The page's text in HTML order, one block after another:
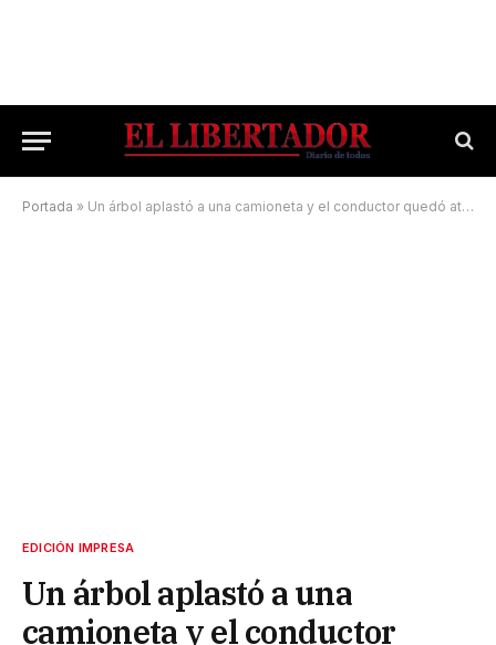
Portada » Un árbol aplastó a una camioneta y el conductor quedó atrapado en el interior
EDICIÓN IMPRESA
Un árbol aplastó a una
camioneta y el conductor